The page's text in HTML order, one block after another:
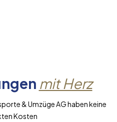
mit Herz
& Umzüge AG haben keine
Kosten